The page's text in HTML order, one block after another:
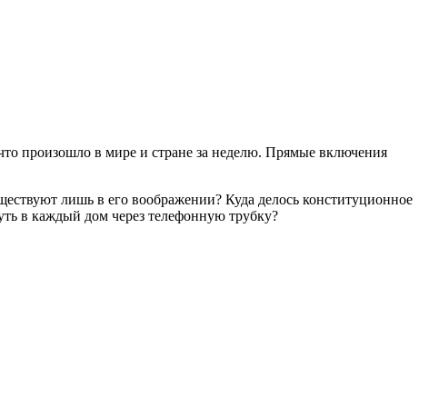
произошло в мире и стране за неделю. Прямые включения
лишь в его воображении? Куда делось конституционное
в каждый дом через телефонную трубку?